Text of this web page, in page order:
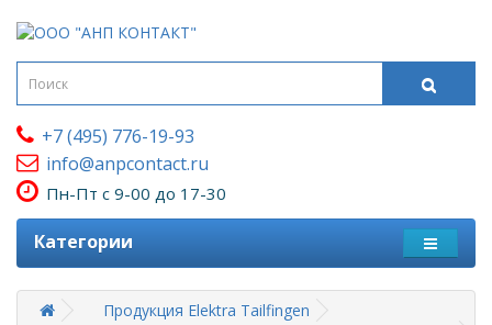
+7 (495) 776-19-93
info@anpcontact.ru
Пн-Пт с 9-00 до 17-30
Категории
Продукция Elektra Tailfingen